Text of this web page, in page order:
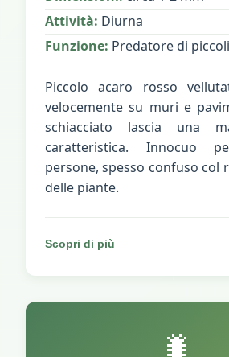
Attività: Diurna
Funzione: Predatore di
Piccolo acaro rosso
velocemente su muri e
schiacciato lascia una
caratteristica. Innocuo
persone, spesso confuso col
delle piante.
Scopri di più